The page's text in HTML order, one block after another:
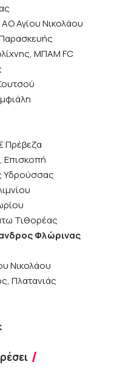
Αγίου Νικολάου
ΜΠΑΜ FC
Πρέβεζα
Επισκοπή
Υδρούσσας
Τιθορέας
Φλώρινας
Νικολάου
Πλατανιάς